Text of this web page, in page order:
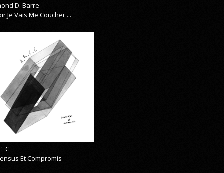
D. Barre
Je Vais Me Coucher ...
Et Compromis